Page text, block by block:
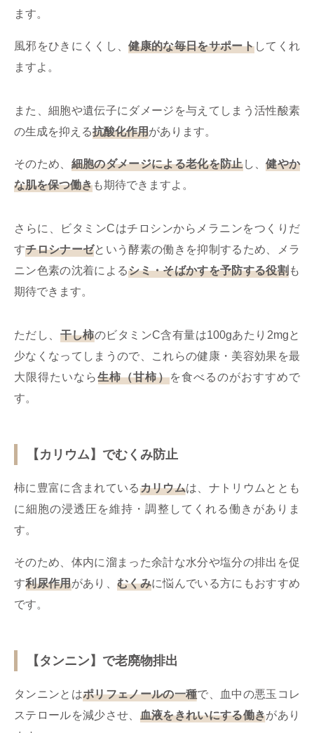
ます。
風邪をひきにくくし、健康的な毎日をサポートしてくれ
ますよ。
また、細胞や遺伝子にダメージを与えてしまう活性酸素
の生成を抑える抗酸化作用があります。
そのため、 細胞のダメージによる老化を防止し、健やか
な肌を保つ働きも期待できますよ。
さらに、ビタミンCはチロシンからメラニンをつくりだ
すチロシナーゼという酵素の働きを抑制するため、メラ
ニン色素の沈着によるシミ・そばかすを予防する役割 も
期待できます。
ただし、 干し柿のビタミンC含有量は100gあたり2mgと
少なくなってしまうので、これらの健康・美容効果を最
大限得たいなら生柿（甘柿）を食べるのがおすすめで
す。
【カリウム】でむくみ防止
柿に豊富に含まれているカリウムは、ナトリウムととも
に細胞の浸透圧を維持・調整してくれる働きがありま
す。
そのため、体内に溜まった余計な水分や塩分の排出を促
す利尿作用があり、むくみに悩んでいる方にもおすすめ
です。
【タンニン】で老廃物排出
タンニンとはポリフェノールの一種で、血中の悪玉コレ
ステロールを減少させ、 血液をきれいにする働きがあり